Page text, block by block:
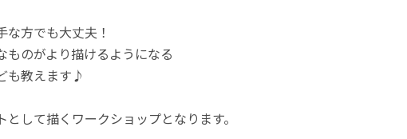
な方でも大丈夫！
ものがより描けるようになる
も教えます♪
として描くワークショップとなります。